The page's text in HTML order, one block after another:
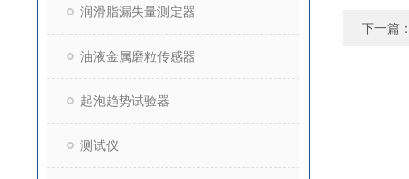
润滑脂漏失量测定器
油液金属磨粒传感器
起泡趋势试验器
测试仪
下一篇